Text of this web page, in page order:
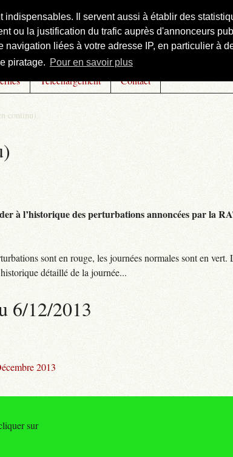
Il servent aussi à établir des
ou la justification du trafic auprès d'annonceurs
liées à votre adresse IP, en particulier à
piratage. Pour en savoir plus
Téléchargement Contact
continu)
à l’historique des perturbations annoncées par la
sont en rouge, les journées normales sont en vert.
détaillé de la journée...
6/12/2013
2013
sur